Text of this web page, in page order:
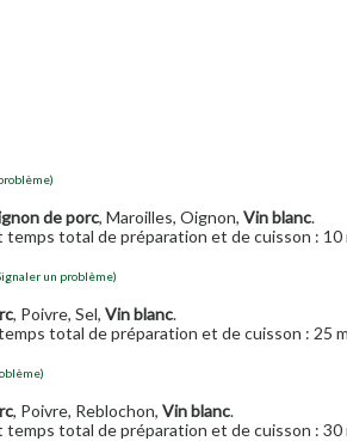
de porc, Maroilles, Oignon, Vin blanc.
total de préparation et de cuisson : 10
un problème)
, Poivre, Sel, Vin blanc.
total de préparation et de cuisson : 25
, Poivre, Reblochon, Vin blanc.
total de préparation et de cuisson : 30